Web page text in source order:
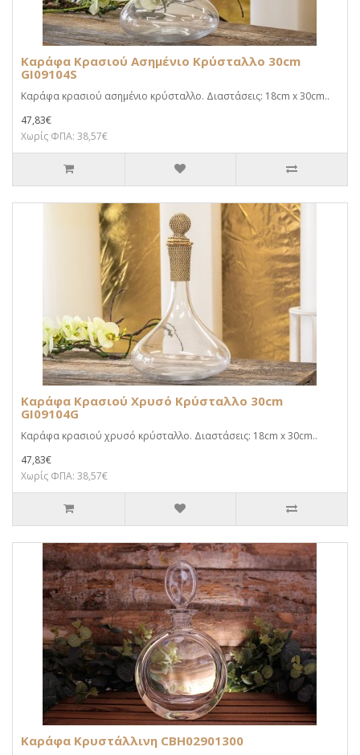
Καράφα Κρασιού Ασημένιο Κρύσταλλο 30cm
GI09104S
Καράφα κρασιού ασημένιο κρύσταλλο. Διαστάσεις: 18cm x 30cm..
47,83€
Χωρίς ΦΠΑ: 38,57€
Καράφα Κρασιού Χρυσό Κρύσταλλο 30cm
GI09104G
Καράφα κρασιού χρυσό κρύσταλλο. Διαστάσεις: 18cm x 30cm..
47,83€
Χωρίς ΦΠΑ: 38,57€
Καράφα Κρυστάλλινη CBH02901300